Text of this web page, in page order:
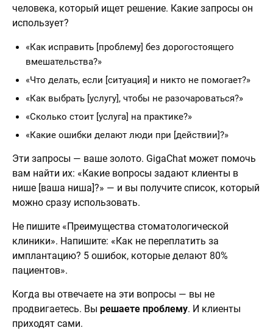
человека, который ищет решение. Какие запросы он
использует?
«Как исправить [проблему] без дорогостоящего
вмешательства?»
«Что делать, если [ситуация] и никто не помогает?»
«Как выбрать [услугу], чтобы не разочароваться?»
«Сколько стоит [услуга] на практике?»
«Какие ошибки делают люди при [действии]?»
Эти запросы — ваше золото. GigaChat может помочь
вам найти их: «Какие вопросы задают клиенты в
нише [ваша ниша]?» — и вы получите список, который
можно сразу использовать.
Не пишите «Преимущества стоматологической
клиники». Напишите: «Как не переплатить за
имплантацию? 5 ошибок, которые делают 80%
пациентов».
Когда вы отвечаете на эти вопросы — вы не
продвигаетесь. Вы решаете проблему. И клиенты
приходят сами.